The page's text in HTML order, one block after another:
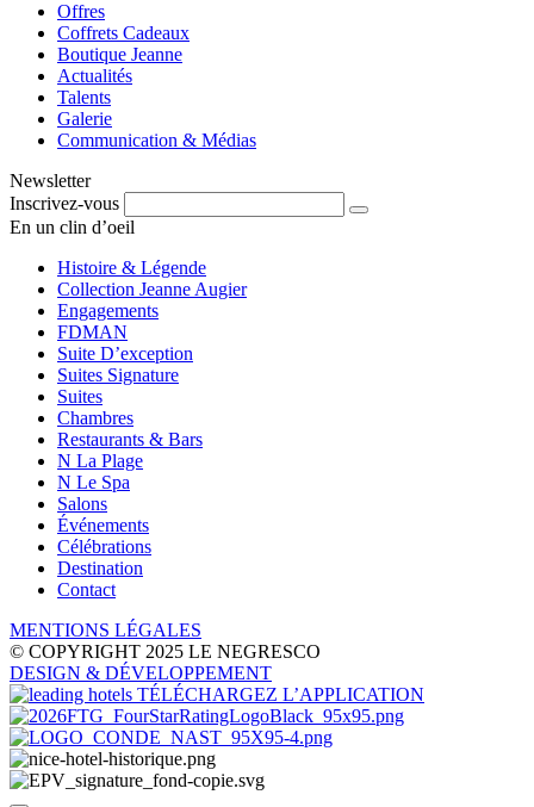
Offres
Coffrets Cadeaux
Boutique Jeanne
Actualités
Talents
Galerie
Communication & Médias
Newsletter
Inscrivez-vous
En un clin d’oeil
Histoire & Légende
Collection Jeanne Augier
Engagements
FDMAN
Suite D’exception
Suites Signature
Suites
Chambres
Restaurants & Bars
N La Plage
N Le Spa
Salons
Événements
Célébrations
Destination
Contact
MENTIONS LÉGALES
© COPYRIGHT 2025 LE NEGRESCO
DESIGN & DÉVELOPPEMENT
TÉLÉCHARGEZ L’APPLICATION